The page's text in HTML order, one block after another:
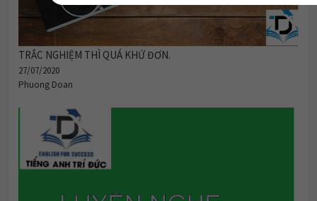
TRẮC NGHIỆM THÌ QUÁ KHỨ ĐƠN.
27/07/2020
Phuong Doan